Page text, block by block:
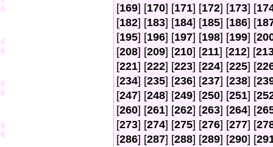
[169] [170] [171] [172] [173] [
[182] [183] [184] [185] [186] [
[195] [196] [197] [198] [199] [
[208] [209] [210] [211] [212] [
[221] [222] [223] [224] [225] [
[234] [235] [236] [237] [238] [
[247] [248] [249] [250] [251] [
[260] [261] [262] [263] [264] [
[273] [274] [275] [276] [277] [
[286] [287] [288] [289] [290] [